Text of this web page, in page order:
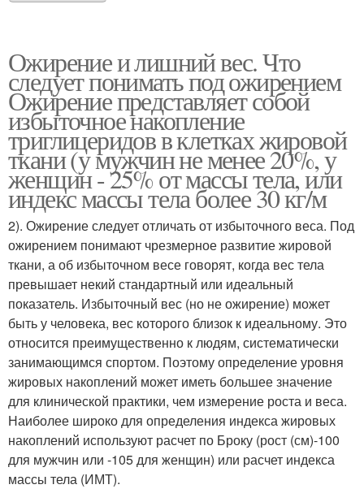
Ожирение и лишний вес. Что
следует понимать под ожирением
Ожирение представляет собой
избыточное накопление
триглицеридов в клетках жировой
ткани (у мужчин не менее 20%, у
женщин - 25% от массы тела, или
индекс массы тела более 30 кг/м
2). Ожирение следует отличать от избыточного веса. Под
ожирением понимают чрезмерное развитие жировой
ткани, а об избыточном весе говорят, когда вес тела
превышает некий стандартный или идеальный
показатель. Избыточный вес (но не ожирение) может
быть у человека, вес которого близок к идеальному. Это
относится преимущественно к людям, систематически
занимающимся спортом. Поэтому определение уровня
жировых накоплений может иметь большее значение
для клинической практики, чем измерение роста и веса.
Наиболее широко для определения индекса жировых
накоплений используют расчет по Броку (рост (см)-100
для мужчин или -105 для женщин) или расчет индекса
массы тела (ИМТ).